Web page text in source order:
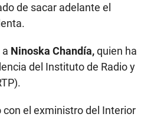
de sacar adelante el
Ninoska Chandía,quien ha
del Instituto de Radio y
con el exministro del Interior